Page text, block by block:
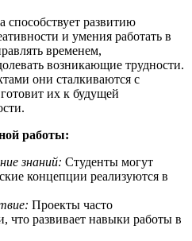
способствует развитию
и умения работать в
временем,
возникающие трудности.
они сталкиваются с
их к будущей
работы:
знаний: Студенты могут
концепции реализуются в
Проекты часто
что развивает навыки работы в